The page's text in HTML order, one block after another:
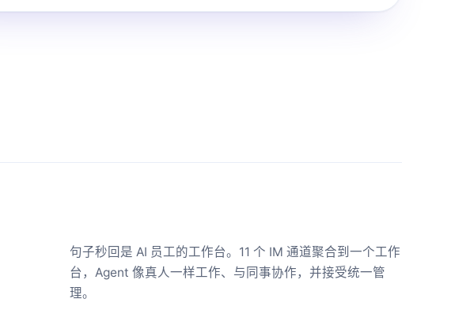
句子秒回是 AI 员工的工作台。11 个 IM 通道聚合到一个工作
台，Agent 像真人一样工作、与同事协作，并接受统一管
理。